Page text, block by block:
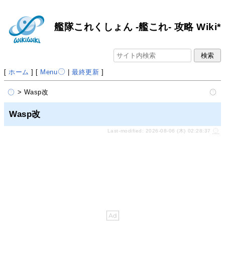
艦隊これくしょん -艦これ- 攻略 Wiki*
[ ホーム ] [ Menu |最終更新 ]
> Wasp改
Wasp改
Last-modified: 2026-08-06 (木) 02:28:37